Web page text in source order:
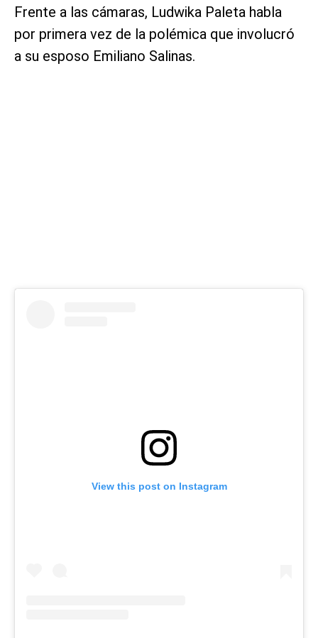
Frente a las cámaras, Ludwika Paleta habla
por primera vez de la polémica que involucró
a su esposo Emiliano Salinas.
View this post on Instagram